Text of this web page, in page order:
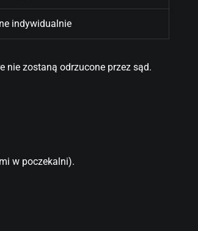
indywidualnie
nie zostaną odrzucone przez sąd.
w poczekalni).